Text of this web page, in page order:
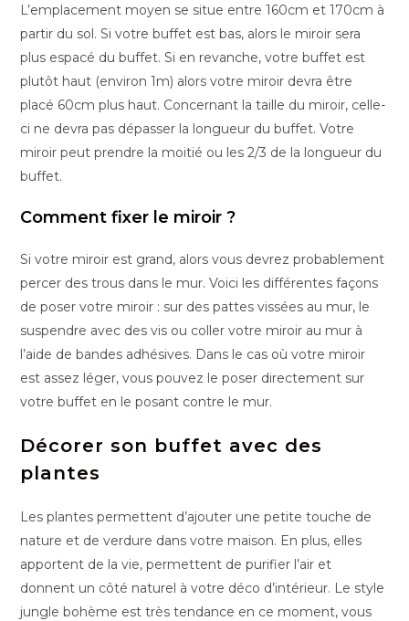
L’emplacement moyen se situe entre 160cm et 170cm à
partir du sol. Si votre buffet est bas, alors le miroir sera
plus espacé du buffet. Si en revanche, votre buffet est
plutôt haut (environ 1m) alors votre miroir devra être
placé 60cm plus haut. Concernant la taille du miroir, celle-
ci ne devra pas dépasser la longueur du buffet. Votre
miroir peut prendre la moitié ou les 2/3 de la longueur du
buffet.
Comment fixer le miroir ?
Si votre miroir est grand, alors vous devrez probablement
percer des trous dans le mur. Voici les différentes façons
de poser votre miroir : sur des pattes vissées au mur, le
suspendre avec des vis ou coller votre miroir au mur à
l’aide de bandes adhésives. Dans le cas où votre miroir
est assez léger, vous pouvez le poser directement sur
votre buffet en le posant contre le mur.
Décorer son buffet avec des
plantes
Les plantes permettent d’ajouter une petite touche de
nature et de verdure dans votre maison. En plus, elles
apportent de la vie, permettent de purifier l’air et
donnent un côté naturel à votre déco d’intérieur. Le style
jungle bohème est très tendance en ce moment, vous